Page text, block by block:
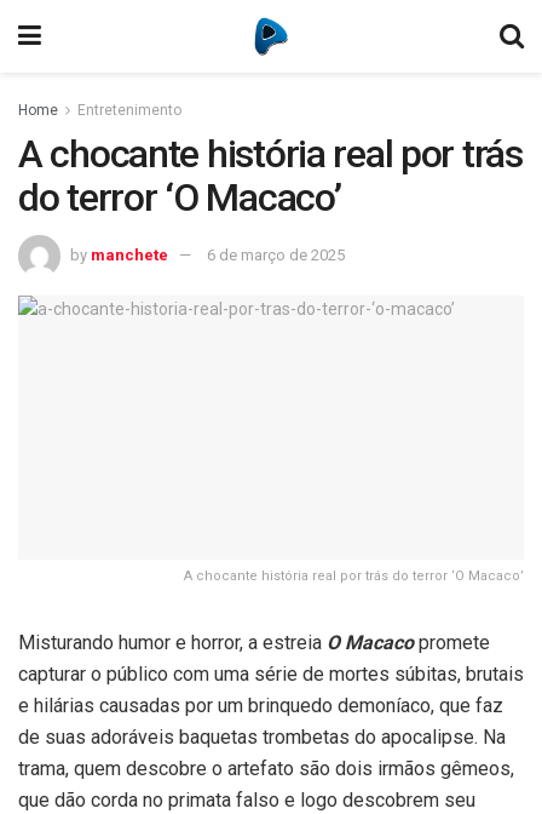
Home Entretenimento
A chocante história real por trás
do terror ‘O Macaco’
by manchete 6 de março de 2025
A chocante história real por trás do terror ‘O Macaco’
Misturando humor e horror, a estreia O Macaco promete
capturar o público com uma série de mortes súbitas, brutais
e hilárias causadas por um brinquedo demoníaco, que faz
de suas adoráveis baquetas trombetas do apocalipse. Na
trama, quem descobre o artefato são dois irmãos gêmeos,
que dão corda no primata falso e logo descobrem seu